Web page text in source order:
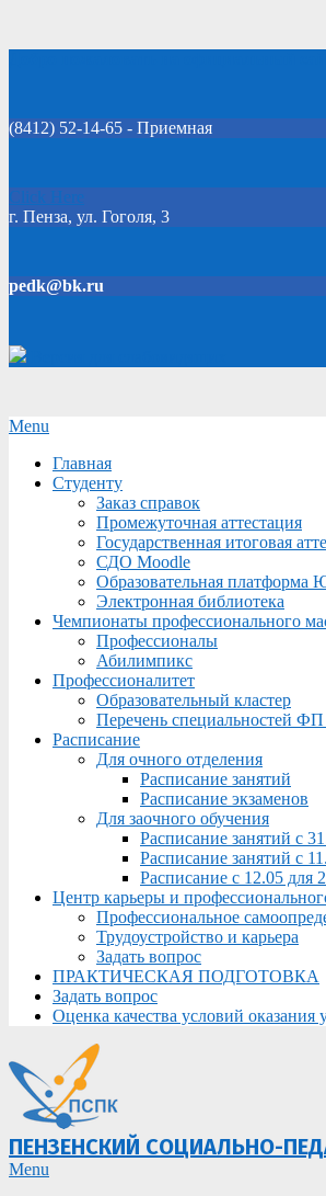
(8412) 52-14-65 - Приемная
Click Here
г. Пенза, ул. Гоголя, 3
pedk@bk.ru
Secondary
Menu
Menu
Главная
Студенту
Заказ справок
Промежуточная аттестация
Государственная итоговая
СДО Moodle
Образовательная платформа
Электронная библиотека
Чемпионаты профессионального
Профессионалы
Абилимпикс
Профессионалитет
Образовательный кластер
Перечень специальностей
Расписание
Для очного отделения
Расписание занятий
Расписание экзаменов
Для заочного обучения
Расписание занятий с
Расписание занятий с
Расписание с 12.05
Центр карьеры и
Профессиональное
Трудоустройство и карьера
Задать вопрос
ПРАКТИЧЕСКАЯ ПОДГОТОВКА
Задать вопрос
Оценка качества условий оказания
ПЕНЗЕНСКИЙ СОЦИАЛЬНО-
Primary
Menu